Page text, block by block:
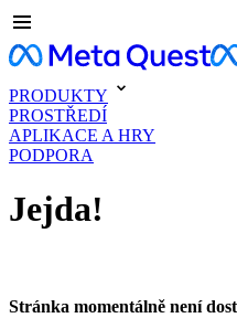
PRODUKTY
PROSTŘEDÍ
APLIKACE A HRY
PODPORA
Jejda!
Stránka momentálně není